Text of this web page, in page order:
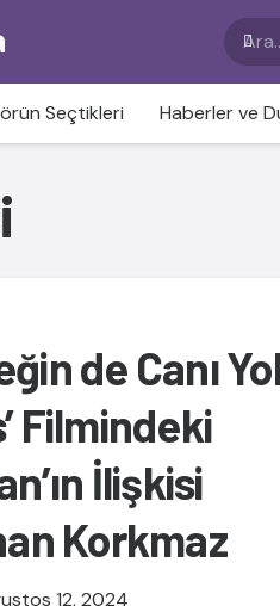
Seçtikleri Haberler ve
de Canı
Filmindeki
İlişkisi
Korkmaz
12, 2024